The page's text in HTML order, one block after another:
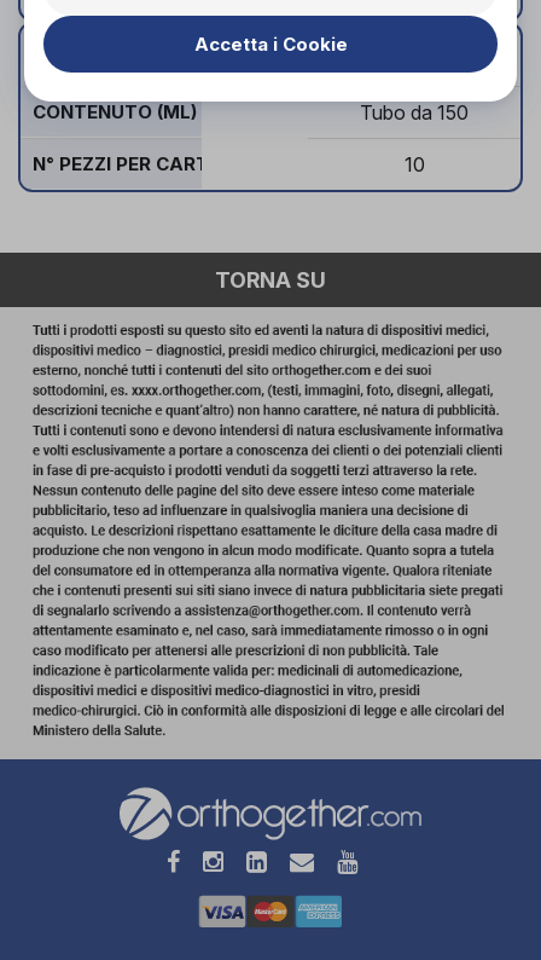
CONTENUTO (ML) Tubo da 150
N° PEZZI PER CARTONE 10
TORNA SU
Accetta i Cookie